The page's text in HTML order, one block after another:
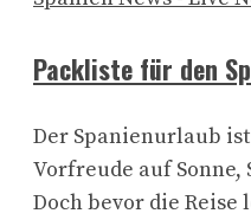
Packliste für den
Der Spanienurlaub
Vorfreude auf Sonne,
Doch bevor die Reise